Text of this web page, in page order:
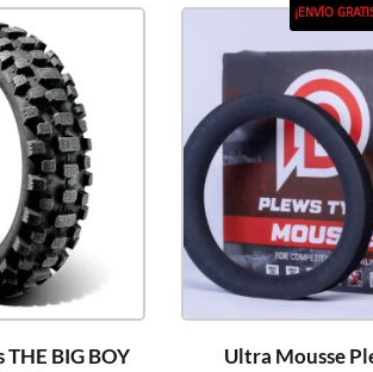
BIG BOY
¡ENVÍO
Ultra Mousse